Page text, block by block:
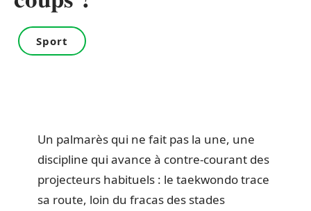
Sport
Un palmarès qui ne fait pas la une, une
discipline qui avance à contre-courant des
projecteurs habituels : le taekwondo trace
sa route, loin du fracas des stades